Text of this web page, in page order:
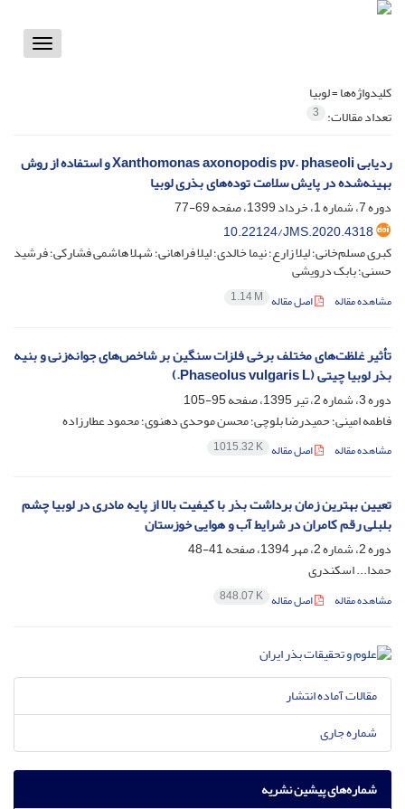
Toggle
کلیدواژه‌ها =لوبیا
تعداد مقالات: 3
ردیابی Xanthomonas axonopodis pv. phaseoli و استفاده از روش
بهینه‌شده در پایش سلامت توده‌های بذری لوبیا
دوره 7، شماره 1، خرداد 1399، صفحه
69-77
10.22124/JMS.2020.4318
کبری مسلم‌خانی؛ لیلا زارع؛ نیما خالدی؛ لیلا فراهانی؛ شهلا هاشمی فشارکی؛ فرشید
حسنی؛ بابک درویشی
مشاهده مقاله اصل مقاله 1.14 M
تأثیر غلظت‌های مختلف برخی فلزات سنگین بر شاخص‌های جوانه‌زنی و بنیه
بذر لوبیا چیتی (Phaseolus vulgaris L.)
دوره 3، شماره 2، تیر 1395، صفحه
95-105
فاطمه امینی؛ حمیدرضا بلوچی؛ محسن موحدی دهنوی؛ محمود عطارزاده
مشاهده مقاله اصل مقاله 1015.32 K
تعیین بهترین زمان برداشت بذر با کیفیت بالا از پایه مادری در لوبیا چشم
بلبلی رقم کامران در شرایط آب و هوایی خوزستان
دوره 2، شماره 2، مهر 1394، صفحه
41-48
حمدا... اسکندری
مشاهده مقاله اصل مقاله 848.07 K
مقالات آماده انتشار
شماره جاری
شماره‌های پیشین نشریه